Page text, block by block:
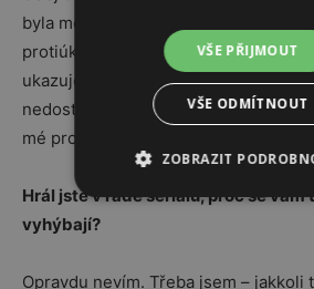
byla moje volba. Kdyby mi někdo v
protiúkol či roli v dobrém filmu,
ukazuje, že není nač čekat; žádné
nedostávám. O to víc si vážím toho,
mé projekty a nejsem nucen čekat
Hrál jste v řadě seriálů, proč se
vyhýbají?
Opravdu nevím. Třeba jsem – jakkoli
VŠE PŘIJMOUT
VŠE ODMÍTNOUT
ZOBRAZIT